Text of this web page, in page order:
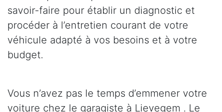
savoir-faire pour établir un diagnostic et
procéder à l’entretien courant de votre
véhicule adapté à vos besoins et à votre
budget.
Vous n’avez pas le temps d’emmener votre
voiture chez le garagiste à Lievegem . Le